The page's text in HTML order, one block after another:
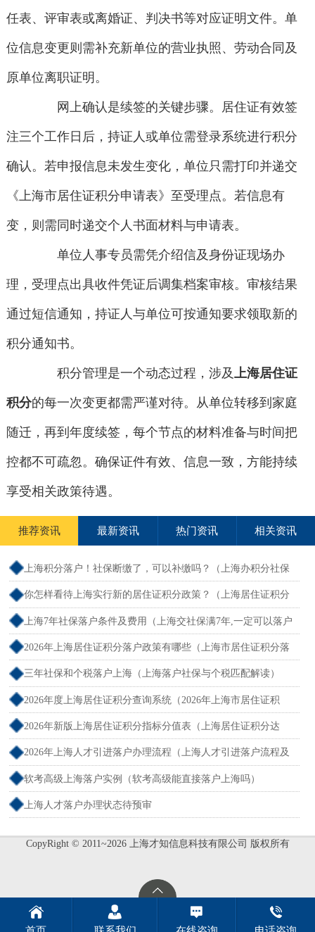
任表、评审表或离婚证、判决书等对应证明文件。单
位信息变更则需补充新单位的营业执照、劳动合同及
原单位离职证明。
网上确认是续签的关键步骤。居住证有效签
注三个工作日后，持证人或单位需登录系统进行积分
确认。若申报信息未发生变化，单位只需打印并递交
《上海市居住证积分申请表》至受理点。若信息有
变，则需同时递交个人书面材料与申请表。
单位人事专员需凭介绍信及身份证现场办
理，受理点出具收件凭证后调集档案审核。审核结果
通过短信通知，持证人与单位可按通知要求领取新的
积分通知书。
积分管理是一个动态过程，涉及上海居住证
积分的每一次变更都需严谨对待。从单位转移到家庭
随迁，再到年度续签，每个节点的材料准备与时间把
控都不可疏忽。确保证件有效、信息一致，方能持续
享受相关政策待遇。
推荐资讯 最新资讯 热门资讯 相关资讯
上海积分落户！社保断缴了，可以补缴吗？（上海办积分社保
断交需要重新计算吗）
你怎样看待上海实行新的居住证积分政策？（上海居住证积分
新规）
上海7年社保落户条件及费用（上海交社保满7年,一定可以落户
吗？）
2026年上海居住证积分落户政策有哪些（上海市居住证积分落
户政策2026年）
三年社保和个税落户上海（上海落户社保与个税匹配解读）
2026年度上海居住证积分查询系统（2026年上海市居住证积
分）
2026年新版上海居住证积分指标分值表（上海居住证积分达
标）
2026年上海人才引进落户办理流程（上海人才引进落户流程及
所需时间）
软考高级上海落户实例（软考高级能直接落户上海吗）
上海人才落户办理状态待预审
CopyRight © 2011~2026 上海才知信息科技有限公司 版权所有